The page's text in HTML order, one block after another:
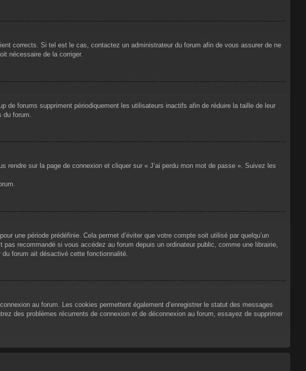
corrects. Si tel est le cas, contactez un administrateur du forum afin de vous assurer de ne
nécessaire de la corriger.
de forums suppriment périodiquement les utilisateurs inactifs afin de réduire la taille de leur
forum.
sur la page de connexion et cliquer sur « J’ai perdu mon mot de passe ». Suivez les
une période prédéfinie. Cela permet d’éviter que votre compte soit utilisé par quelqu’un
recommandé si vous accédez au forum depuis un ordinateur public, comme une librairie,
forum ait désactivé cette fonctionnalité.
au forum. Les cookies permettent également d’enregistrer le statut des messages
des problèmes récurrents de connexion et de déconnexion au forum, essayez de supprimer